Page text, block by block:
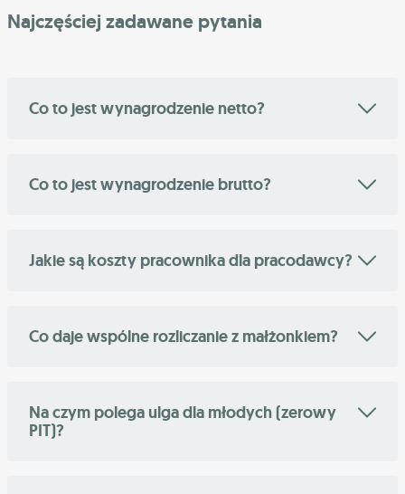
Najczęściej zadawane pytania
Co to jest wynagrodzenie netto?
Co to jest wynagrodzenie brutto?
Jakie są koszty pracownika dla pracodawcy?
Co daje wspólne rozliczanie z małżonkiem?
Na czym polega ulga dla młodych (zerowy
PIT)?